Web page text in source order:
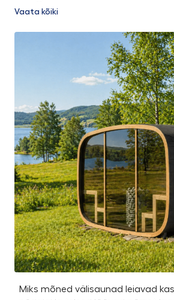
Vaata kõiki
Miks mõned välisaunad leiavad